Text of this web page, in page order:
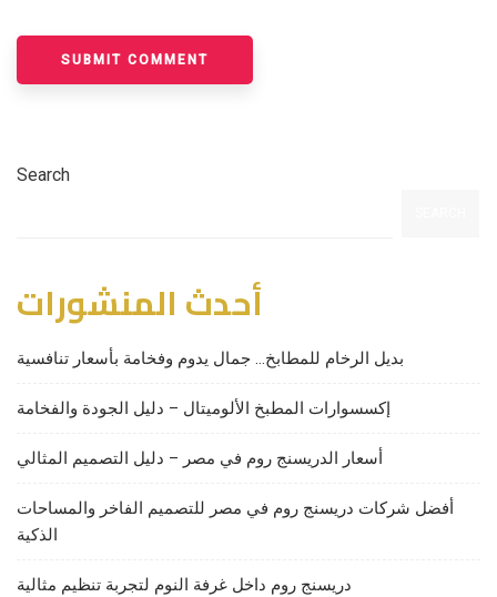
Search
أحدث المنشورات
بديل الرخام للمطابخ… جمال يدوم وفخامة بأسعار تنافسية
إكسسوارات المطبخ الألوميتال – دليل الجودة والفخامة
أسعار الدريسنج روم في مصر – دليل التصميم المثالي
أفضل شركات دريسنج روم في مصر للتصميم الفاخر والمساحات
الذكية
دريسنج روم داخل غرفة النوم لتجربة تنظيم مثالية